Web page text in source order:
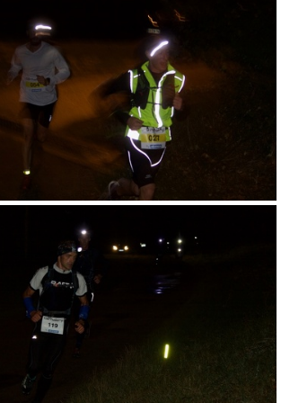
RN58-17-S-TN- - 4
RN58-17-S-TN- - 8